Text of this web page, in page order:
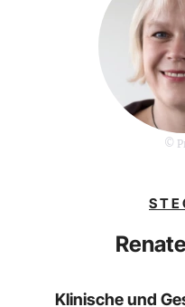
©
Klinische und